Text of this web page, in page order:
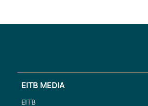
EITB MEDIA
EITB